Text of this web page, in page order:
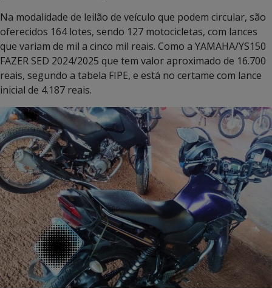
Na modalidade de leilão de veículo que podem circular, são
oferecidos 164 lotes, sendo 127 motocicletas, com lances
que variam de mil a cinco mil reais. Como a YAMAHA/YS150
FAZER SED 2024/2025 que tem valor aproximado de 16.700
reais, segundo a tabela FIPE, e está no certame com lance
inicial de 4.187 reais.